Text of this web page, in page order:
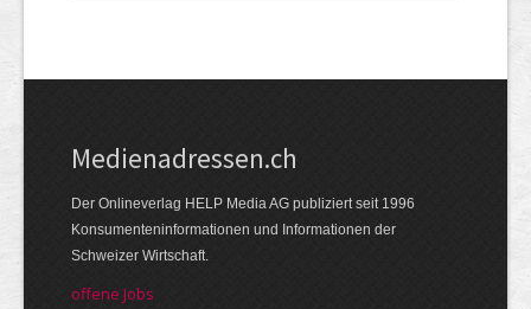
Medienadressen.ch
Der Onlineverlag HELP Media AG publiziert seit 1996
Konsumenteninformationen und Informationen der
Schweizer Wirtschaft.
offene Jobs